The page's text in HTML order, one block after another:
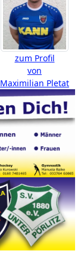
zum Profil
von
Maximilian Pletat